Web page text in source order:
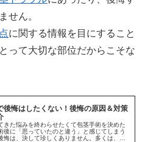
せん。
に関する情報を目にすること
って大切な部位だからこそな
後悔はしたくない！後悔の原因＆対策
きた悩みを終わらせたくて包茎手術を決めた
後に「思っていたのと違う」と感じてしまう
は、決して珍しくありません。多くは、術